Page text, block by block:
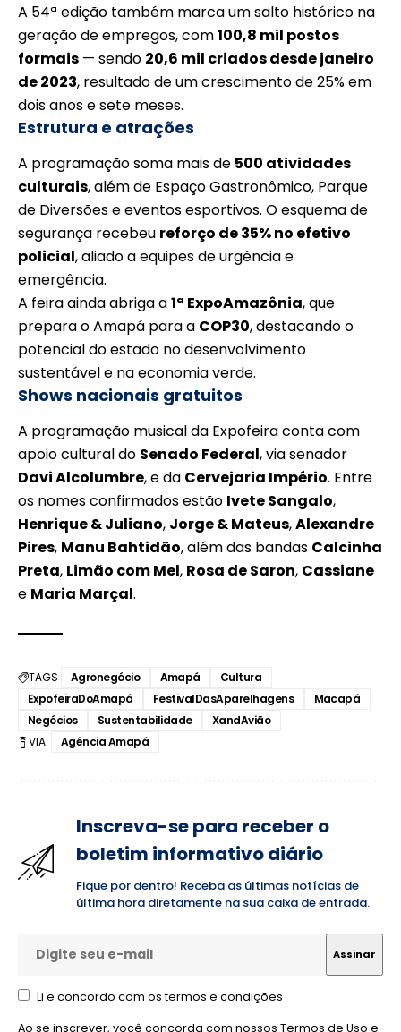
A 54ª edição também marca um salto histórico na
geração de empregos, com100,8 mil postos
formais — sendo 20,6 mil criados desde janeiro
de 2023, resultado de um crescimento de 25% em
dois anos e sete meses.
Estrutura e atrações
A programação soma mais de 500 atividades
culturais, além de Espaço Gastronômico, Parque
de Diversões e eventos esportivos. O esquema de
segurança recebeu reforço de 35% no efetivo
policial, aliado a equipes de urgência e
emergência.
A feira ainda abriga a1ª ExpoAmazônia, que
prepara o Amapá para a COP30, destacando o
potencial do estado no desenvolvimento
sustentável e na economia verde.
Shows nacionais gratuitos
A programação musical da Expofeira conta com
apoio cultural do Senado Federal, via senador
Davi Alcolumbre, e da Cervejaria Império. Entre
os nomes confirmados estão Ivete Sangalo,
Henrique & Juliano, Jorge & Mateus,Alexandre
Pires, Manu Bahtidão, além das bandas Calcinha
Preta, Limão com Mel, Rosa de Saron, Cassiane
e Maria Marçal.
TAGS Agronegócio Amapá
Cultura
ExpofeiraDoAmapá
FestivalDasAparelhagens
Macapá
Negócios
Sustentabilidade
XandAvião
VIA:
Agência Amapá
Inscreva-se para receber o
boletim informativo diário
Fique por dentro! Receba as últimas notícias de
última hora diretamente na sua caixa de entrada.
Li e concordo com os termos e condições
Ao se inscrever, você concorda com nossos Termos de Uso e